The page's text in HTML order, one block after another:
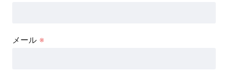
メール ※